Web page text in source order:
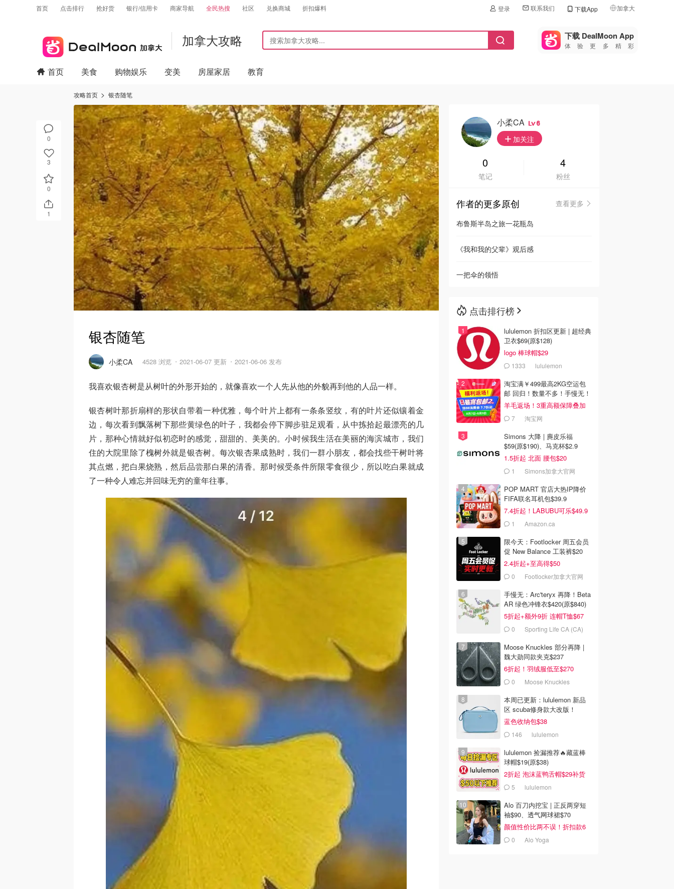
首页 点击排行 抢好货 银行/信用卡 商家导航 全民热搜 社区 兑换商城 折扣爆料 登录 联系我们 下载App 加拿大
🇺🇸
美国
🇨🇳中国
🇮🇹
🇦🇺
🇳🇿新西兰
加拿大攻略 下载 DealMoon App
体验更多精彩
0
3
0
1
首页 美食 购物娱乐 变美 房屋家居 教育
攻略首页 银杏随笔
银杏随笔
小柔CA 4528 浏览 2021-06-07 更新 2021-06-06 发布
我喜欢银杏树是从树叶的外形开始的，就像喜欢一个人先从他的外貌再到他的人品一样。
银杏树叶那折扇样的形状自带着一种优雅，每个叶片上都有一条条竖纹，有的叶片还似镶着金
边，每次看到飘落树下那些黄绿色的叶子，我都会停下脚步驻足观看，从中拣拾起最漂亮的几
片，那种心情就好似初恋时的感觉，甜甜的、美美的。小时候我生活在美丽的海滨城市，我们
住的大院里除了槐树外就是银杏树。每次银杏果成熟时，我们一群小朋友，都会找些干树叶将
其点燃，把白果烧熟，然后品尝那白果的清香。那时候受条件所限零食很少，所以吃白果就成
了一种令人难忘并回味无穷的童年往事。
小柔CA 6
加关注
0
笔记
4
粉丝
作者的更多原创
查看更多
布鲁斯半岛之旅一花瓶岛
《我和我的父辈》观后感
一把伞的领悟
点击排行榜
lululemon 折扣区更新 | 超经典
卫衣$69(原$128)
logo 棒球帽$29
1333 lululemon
淘宝满￥499最高2KG空运包
邮 回归！数量不多！手慢无！
羊毛返场！3重高额保障叠加
7 淘宝网
Simons 大降 | 麂皮乐福
$59(原$190)、马克杯$2.9
1.5折起 北面 腰包$20
1 Simons加拿大官网
POP MART 官店大热IP降价
FIFA联名耳机包$39.9
7.4折起！LABUBU可乐$49.9
1 Amazon.ca
限今天：Footlocker 周五会员
促 New Balance 工装裤$20
2.4折起+至高得$50
0 Footlocker加拿大官网
手慢无：Arc'teryx 再降！Beta
AR 绿色冲锋衣$420(原$840)
5折起+额外9折 连帽T恤$67
0 Sporting Life CA (CA)
Moose Knuckles 部分再降 |
魏大勋同款夹克$237
6折起！羽绒服低至$270
0 Moose Knuckles
本周已更新：lululemon 新品
区 scuba修身款大改版！
蓝色收纳包$38
146 lululemon
lululemon 捡漏推荐🔥藏蓝棒
球帽$19(原$38)
2折起 泡沫蓝鸭舌帽$29补货
5 lululemon
Alo 百刀内挖宝 | 正反两穿短
袖$90、透气网球裙$70
颜值性价比两不误！折扣款6
折起0 Alo Yoga